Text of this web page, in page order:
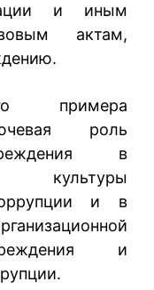
и иным
актам,
примера
роль
в
культуры
и в
и